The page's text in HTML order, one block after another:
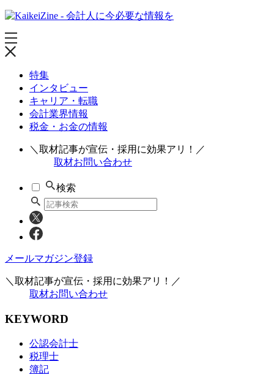
特集
インタビュー
キャリア・転職
会計業界情報
税金・お金の情報
＼取材記事が宣伝・採用に効果アリ！／
取材お問い合わせ
検索
メールマガジン登録
＼取材記事が宣伝・採用に効果アリ！／
取材お問い合わせ
KEYWORD
公認会計士
税理士
簿記